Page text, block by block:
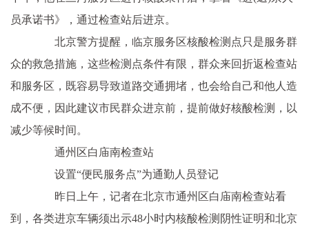
员承诺书》，通过检查站后进京。
北京警方提醒，临京服务区核酸检测点只是服务群
众的救急措施，这些检测点条件有限，群众来回折返检查站
和服务区，既容易导致道路交通拥堵，也会给自己和他人造
成不便，因此建议市民群众进京前，提前做好核酸检测，以
减少等候时间。
通州区白庙南检查站
设置“便民服务点”为通勤人员登记
昨日上午，记者在北京市通州区白庙南检查站看
到，各类进京车辆须出示48小时内核酸检测阴性证明和北京